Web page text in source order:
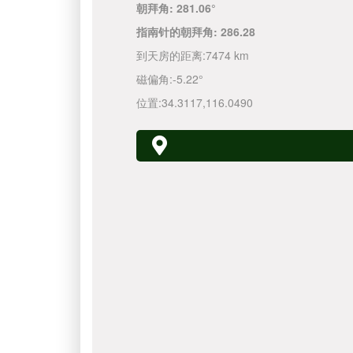
朝拜角: 281.06°
指南针的朝拜角: 286.28
到天房的距离:7474 km
磁偏角:-5.22°
位置:34.3117,116.0490